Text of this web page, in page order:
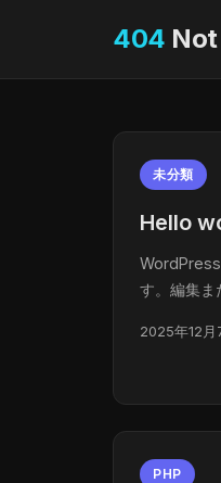
404
未分類
Hello
WordPress
す。編集
2025年12月
PHP